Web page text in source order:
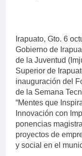
Irapuato, Gto. 6
Gobierno de
de la Juventud
Superior de
inauguración del
de la Semana
“Mentes que
Innovación con
ponencias
proyectos de
y social en el